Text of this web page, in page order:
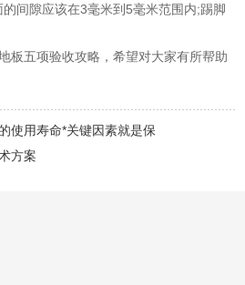
间隙应该在3毫米到5毫米范围内;踢脚
板五项验收攻略，希望对大家有所帮助
使用寿命*关键因素就是保
方案